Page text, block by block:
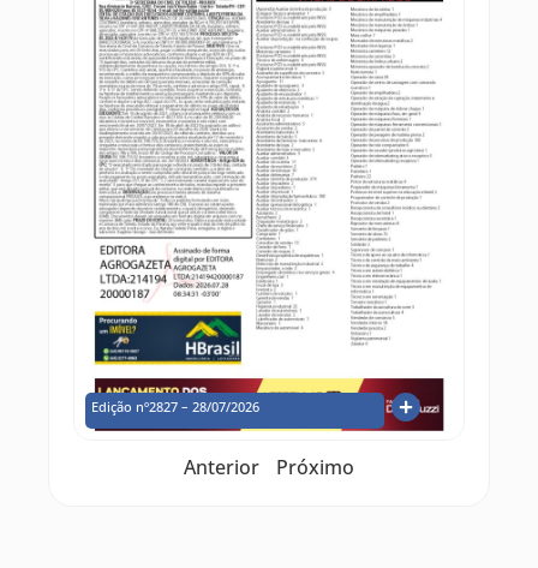
Edição nº2827 – 28/07/2026
Anterior Próximo